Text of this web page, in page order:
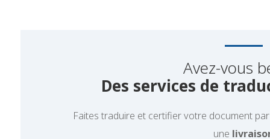
Avez-vous
Des services de
Faites traduire et certifier votre document
une